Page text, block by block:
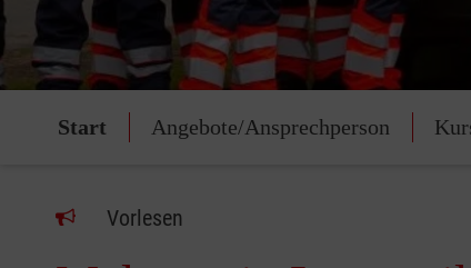
Start Angebote/Ansprechperson
Vorlesen